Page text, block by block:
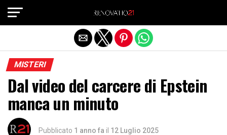
MISTERI
Dal video del carcere di Epstein
manca un minuto
Pubblicato 1 anno fa il 12 Luglio 2025
Exit mobile version